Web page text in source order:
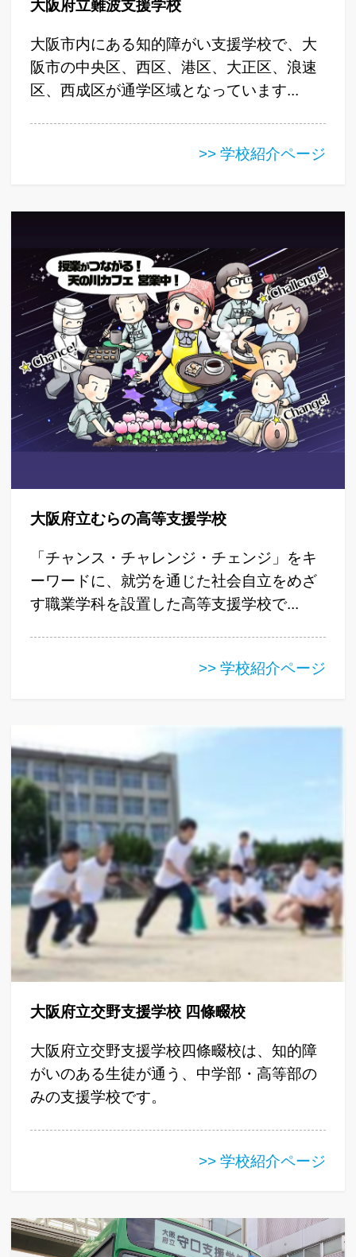
大阪府立難波支援学校
大阪市内にある知的障がい支援学校で、大
阪市の中央区、西区、港区、大正区、浪速
区、西成区が通学区域となっています...
>> 学校紹介ページ
大阪府立むらの高等支援学校
「チャンス・チャレンジ・チェンジ」をキ
ーワードに、就労を通じた社会自立をめざ
す職業学科を設置した高等支援学校で...
>> 学校紹介ページ
大阪府立交野支援学校 四條畷校
大阪府立交野支援学校四條畷校は、知的障
がいのある生徒が通う、中学部・高等部の
みの支援学校です。
>> 学校紹介ページ